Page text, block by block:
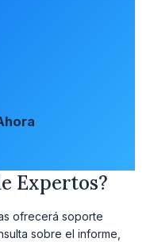
Expertos?
ofrecerá soporte
sobre el informe,